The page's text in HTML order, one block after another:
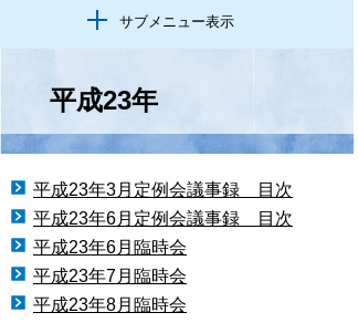
サブメニュー表示
平成23年
平成23年3月定例会議事録 目次
平成23年6月定例会議事録 目次
平成23年6月臨時会
平成23年7月臨時会
平成23年8月臨時会